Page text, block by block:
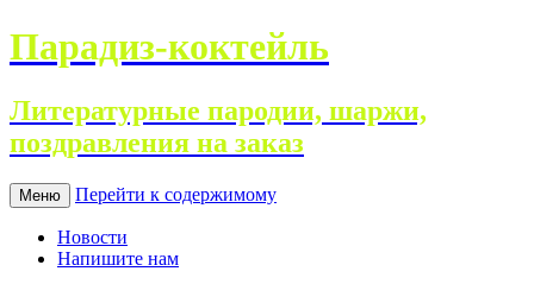
Парадиз-коктейль
Литературные пародии, шаржи,
поздравления на заказ
Меню Перейти к содержимому
Новости
Напишите нам